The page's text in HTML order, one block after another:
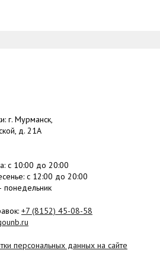
г. Мурманск,
д. 21А
: с 10:00 до 20:00
: c 12:00 до 20:00
+7 (8152) 45-08-58
персональных данных на сайте